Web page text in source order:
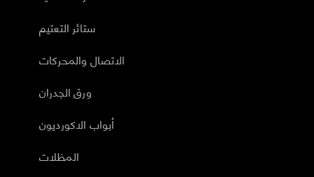
ستائر التعتيم
الاتصال والمحركات
ورق الجدران
أبواب الاكورديون
المظلات